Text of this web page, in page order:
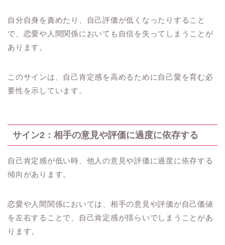
自分自身を責めたり、自己評価が低くなったりすること
で、恋愛や人間関係においても自信を失ってしまうことが
あります。
このサインは、自己肯定感を高めるために自己愛を育む必
要性を示しています。
サイン2：相手の意見や評価に過度に依存する
自己肯定感が低い時、他人の意見や評価に過度に依存する
傾向があります。
恋愛や人間関係においては、相手の意見や評価が自己価値
を左右することで、自己肯定感が揺らいでしまうことがあ
ります。